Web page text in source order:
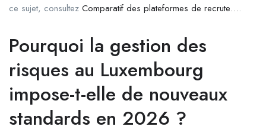
ce sujet, consultez Comparatif des plateformes de recrute….
Pourquoi la gestion des
risques au Luxembourg
impose-t-elle de nouveaux
standards en 2026 ?